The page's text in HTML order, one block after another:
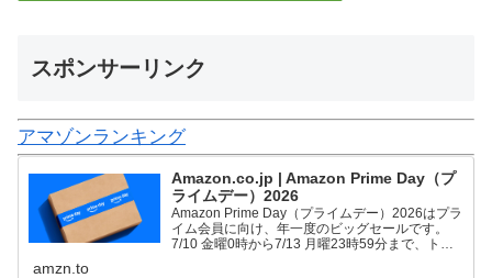
スポンサーリンク
アマゾンランキング
Amazon.co.jp | Amazon Prime Day（プ
ライムデー）2026
Amazon Prime Day（プライムデー）2026はプラ
イム会員に向け、年一度のビッグセールです。
7/10 金曜0時から7/13 月曜23時59分まで、トッ
amzn.to